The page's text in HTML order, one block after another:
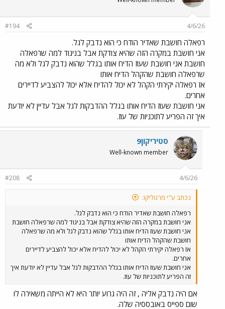
4/6/26
#194
רפאלה חושבת שאדיר הודח כי הוא נדבק לגל.
אני חושבת במקרה הזה שהיא צודקת אבל בניגוד למה שרפאלה
חושבת אני חושבת שעוז הדיח אותו בגלל שהוא נדבק לגל ולא מה
שרפאלה חושבת שהקהל הדיח אותו
אז רפאלה יקירתי הקהל לא יכול להדיח אלא יכול להצביע לדיירים
אחרים.
אני חושבת שעוז הדיח אותו בגלל ההדבקות לגל אבל עדיין לא יודעת
איך זה הפריע לתוכניות של עוז.
סטיריקון9
Well-known member
4/6/26
#208
נכתב ע"י מרגוליקו:
רפאלה חושבת שאדיר הודח כי הוא נדבק לגל.
אני חושבת במקרה הזה שהיא צודקת אבל בניגוד למה שרפאלה חושבת
אני חושבת שעוז הדיח אותו בגלל שהוא נדבק לגל ולא מה שרפאלה
חושבת שהקהל הדיח אותו
אז רפאלה יקירתי הקהל לא יכול להדיח אלא יכול להצביע לדיירים
אחרים.
אני חושבת שעוז הדיח אותו בגלל ההדבקות לגל אבל עדיין לא יודעת איך
זה הפריע לתוכניות של עוז.
אם היה נדבק אליה , זה היה גרוע יותר היא לא הייתה משאירה לו
שום ספייס באובססיה שלה.